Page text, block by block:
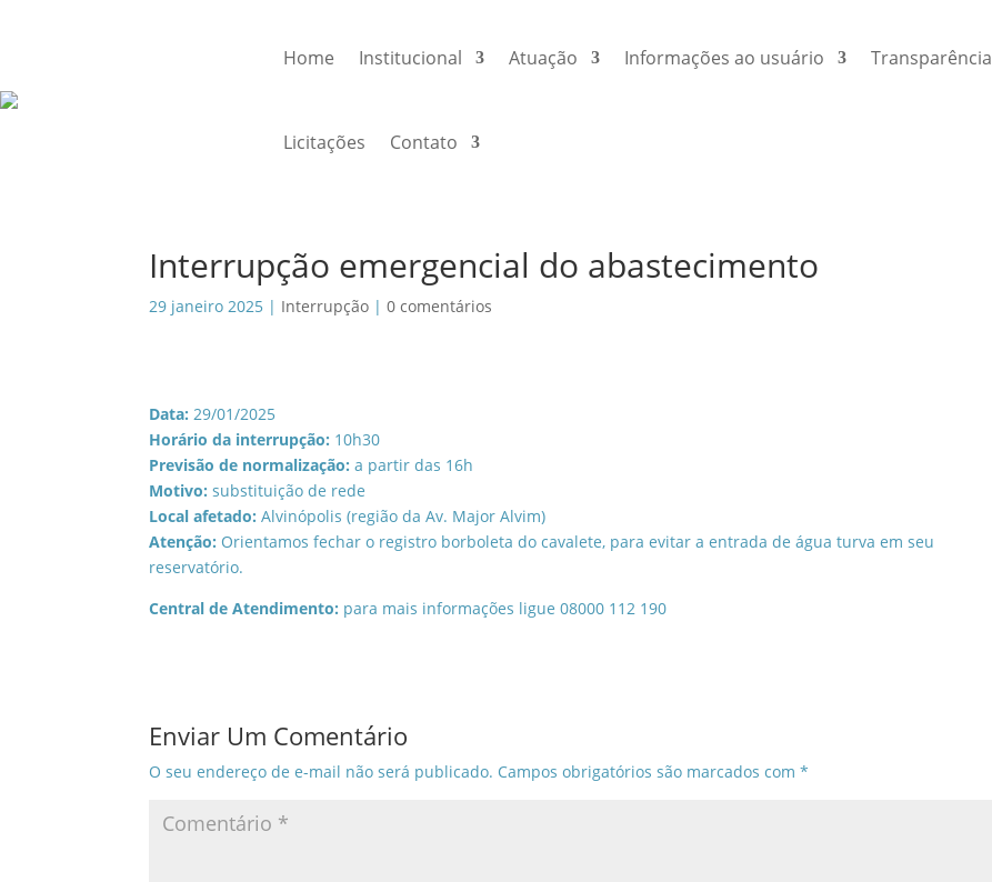
Home Institucional Atuação Informações ao usuário Transparência
Licitações Contato
Interrupção emergencial do abastecimento
29 janeiro 2025 | Interrupção |0 comentários
Data:29/01/2025
Horário da interrupção: 10h30
Previsão de normalização:a partir das 16h
Motivo: substituição de rede
Local afetado:Alvinópolis (região da Av. Major Alvim)
Atenção: Orientamos fechar o registro borboleta do cavalete, para evitar a entrada de água turva em seu
reservatório.
Central de Atendimento: para mais informações ligue 08000 112 190
Enviar Um Comentário
O seu endereço de e-mail não será publicado. Campos obrigatórios são marcados com*